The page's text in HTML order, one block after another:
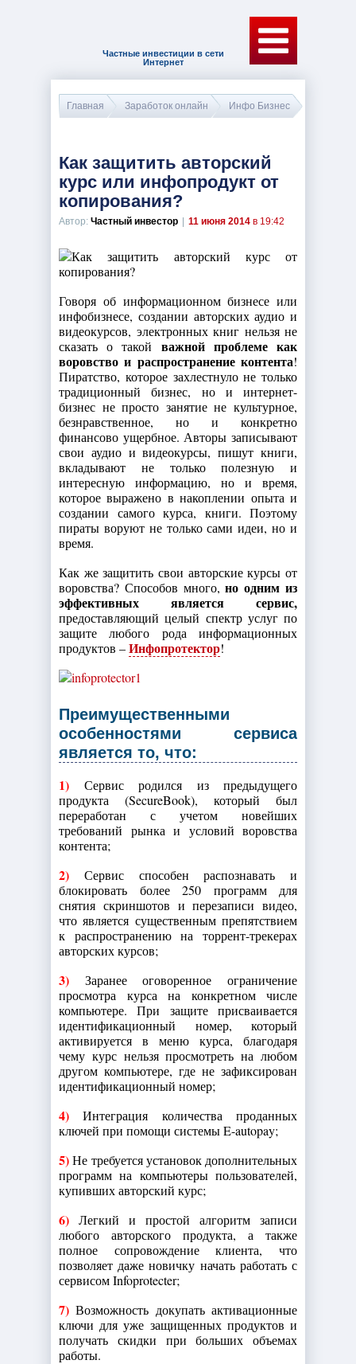
Частные инвестиции в сети
Интернет
Главная Заработок онлайн Инфо Бизнес
Как защитить авторский
курс или инфопродукт от
копирования?
Автор: Частный инвестор 11 июня 2014 в 19:42
Говоря об информационном бизнесе или
инфобизнесе, создании авторских аудио и
видеокурсов, электронных книг нельзя не
сказать о такой важной проблеме как
воровство и распространение контента!
Пиратство, которое захлестнуло не только
традиционный бизнес, но и интернет-
бизнес не просто занятие не культурное,
безнравственное, но и конкретно
финансово ущербное. Авторы записывают
свои аудио и видеокурсы, пишут книги,
вкладывают не только полезную и
интересную информацию, но и время,
которое выражено в накоплении опыта и
создании самого курса, книги. Поэтому
пираты воруют не только сами идеи, но и
время.
Как же защитить свои авторские курсы от
воровства? Способов много,но одним из
эффективных является сервис,
предоставляющий целый спектр услуг по
защите любого рода информационных
продуктов –Инфопротектор!
Преимущественными
особенностями сервиса
является то, что:
1) Сервис родился из предыдущего
продукта (SecureBook), который был
переработан с учетом новейших
требований рынка и условий воровства
контента;
2) Сервис способен распознавать и
блокировать более 250 программ для
снятия скриншотов и перезаписи видео,
что является существенным препятствием
к распространению на торрент-трекерах
авторских курсов;
3) Заранее оговоренное ограничение
просмотра курса на конкретном числе
компьютере. При защите присваивается
идентификационный номер, который
активируется в меню курса, благодаря
чему курс нельзя просмотреть на любом
другом компьютере, где не зафиксирован
идентификационный номер;
4) Интеграция количества проданных
ключей при помощи системы E-autopay;
5)Не требуется установок дополнительных
программ на компьютеры пользователей,
купивших авторский курс;
6) Легкий и простой алгоритм записи
любого авторского продукта, а также
полное сопровождение клиента, что
позволяет даже новичку начать работать с
сервисом Infoprotecter;
7) Возможность докупать активационные
ключи для уже защищенных продуктов и
получать скидки при больших объемах
работы.